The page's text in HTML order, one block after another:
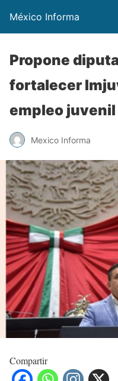
México Informa
Propone
fortalecer
empleo juvenil
Mexico Informa
Compartir